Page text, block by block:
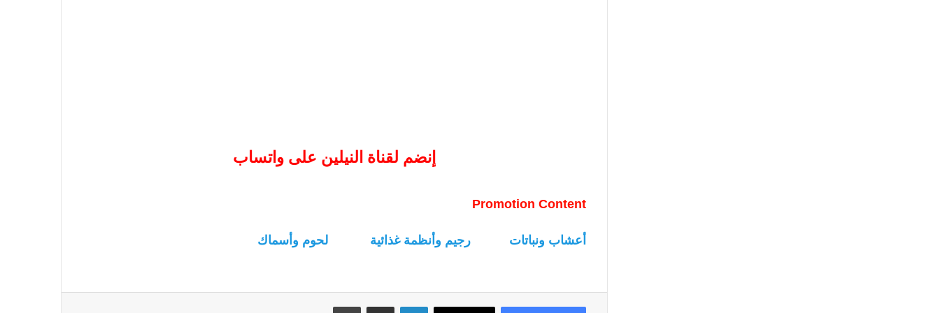
إنضم لقناة النيلين على واتساب
Promotion Content
أعشاب ونباتات رجيم وأنظمة غذائية لحوم وأسماك
لينكدإن